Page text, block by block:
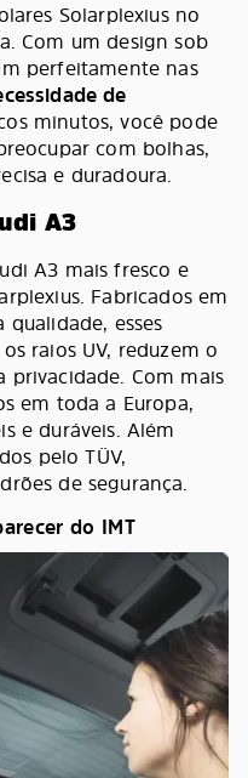
Solarplexius no
Com um design sob
perfeitamente nas
de
minutos, você pode
com bolhas,
e duradoura.
A3
A3 mais fresco e
Fabricados em
esses
raios UV, reduzem o
privacidade. Com mais
em toda a Europa,
e duráveis. Além
pelo TÜV,
de segurança.
do IMT